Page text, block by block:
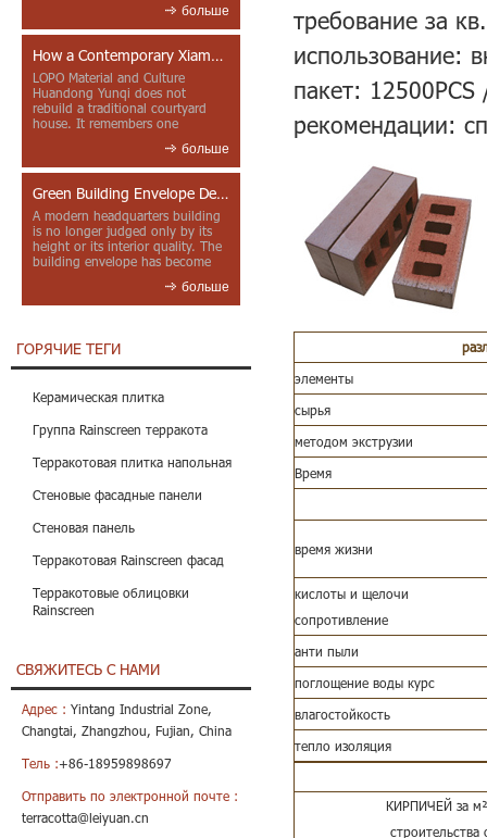
больше
How a Contemporary Xiamen Project Reframes Minnan Red Brick
LOPO Material and Culture
Huandong Yunqi does not
rebuild a traditional courtyard
house. It remembers one
больше
Green Building Envelope Design: Clay Sunscreen Fins for Modern Headquarters Architecture
A modern headquarters building
is no longer judged only by its
height or its interior quality. The
building envelope has become
больше
ГОРЯЧИЕ ТЕГИ
Керамическая плитка
Группа Rainscreen терракота
Терракотовая плитка напольная
Стеновые фасадные панели
Стеновая панель
Терракотовая Rainscreen фасад
Терракотовые облицовки
Rainscreen
СВЯЖИТЕСЬ С НАМИ
Адрес : Yintang Industrial Zone,
Changtai, Zhangzhou, Fujian, China
Тель :+86-18959898697
Отправить по электронной почте :
terracotta@leiyuan.cn
требование за
использование:
пакет:
рекомендации:
элементы
сырья
методом экструзии
Время
время жизни
кислоты и щелочи
сопротивление
анти пыли
поглощение воды курс
влагостойкость
тепло изоляция
КИРПИЧЕЙ за